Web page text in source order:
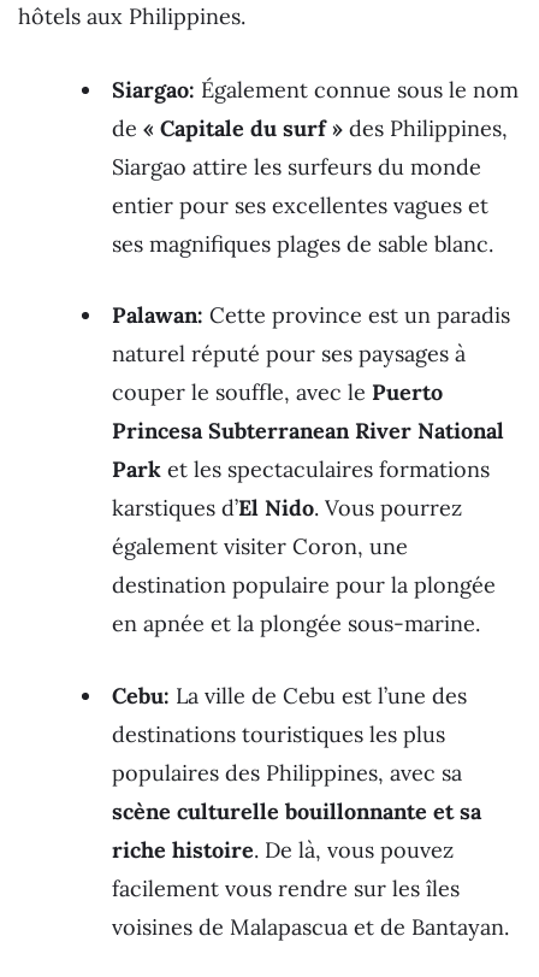
hôtels aux Philippines.
Siargao: Également connue sous le nom
de « Capitale du surf » des Philippines,
Siargao attire les surfeurs du monde
entier pour ses excellentes vagues et
ses magnifiques plages de sable blanc.
Palawan: Cette province est un paradis
naturel réputé pour ses paysages à
couper le souffle, avec le Puerto
Princesa Subterranean River National
Park et les spectaculaires formations
karstiques d’El Nido. Vous pourrez
également visiter Coron, une
destination populaire pour la plongée
en apnée et la plongée sous-marine.
Cebu: La ville de Cebu est l’une des
destinations touristiques les plus
populaires des Philippines, avec sa
scène culturelle bouillonnante et sa
riche histoire. De là, vous pouvez
facilement vous rendre sur les îles
voisines de Malapascua et de Bantayan.